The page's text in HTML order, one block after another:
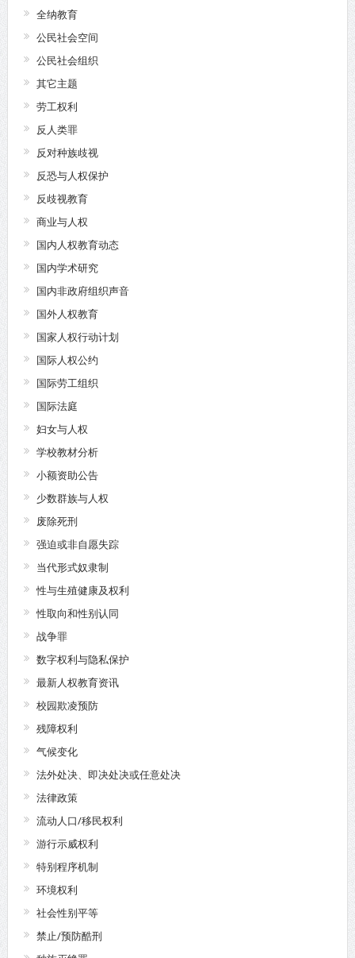
全纳教育
公民社会空间
公民社会组织
其它主题
劳工权利
反人类罪
反对种族歧视
反恐与人权保护
反歧视教育
商业与人权
国内人权教育动态
国内学术研究
国内非政府组织声音
国外人权教育
国家人权行动计划
国际人权公约
国际劳工组织
国际法庭
妇女与人权
学校教材分析
小额资助公告
少数群族与人权
废除死刑
强迫或非自愿失踪
当代形式奴隶制
性与生殖健康及权利
性取向和性别认同
战争罪
数字权利与隐私保护
最新人权教育资讯
校园欺凌预防
残障权利
气候变化
法外处决、即决处决或任意处决
法律政策
流动人口/移民权利
游行示威权利
特别程序机制
环境权利
社会性别平等
禁止/预防酷刑